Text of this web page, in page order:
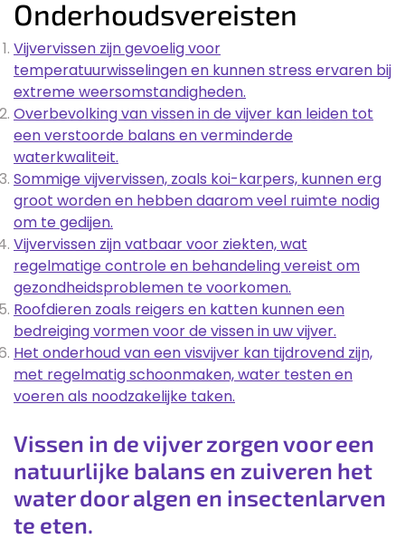
Onderhoudsvereisten
Vijvervissen zijn gevoelig voor
temperatuurwisselingen en kunnen stress ervaren bij
extreme weersomstandigheden.
Overbevolking van vissen in de vijver kan leiden tot
een verstoorde balans en verminderde
waterkwaliteit.
Sommige vijvervissen, zoals koi-karpers, kunnen erg
groot worden en hebben daarom veel ruimte nodig
om te gedijen.
Vijvervissen zijn vatbaar voor ziekten, wat
regelmatige controle en behandeling vereist om
gezondheidsproblemen te voorkomen.
Roofdieren zoals reigers en katten kunnen een
bedreiging vormen voor de vissen in uw vijver.
Het onderhoud van een visvijver kan tijdrovend zijn,
met regelmatig schoonmaken, water testen en
voeren als noodzakelijke taken.
Vissen in de vijver zorgen voor een
natuurlijke balans en zuiveren het
water door algen en insectenlarven
te eten.